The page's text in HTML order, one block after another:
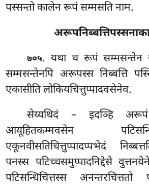
पस्सन्तो कालेन रूपं सम्मसति नाम.
७०५. यथा च रूपं
सम्मसन्तेनपि अरूपस्स निब्बत्ति
एकासीति लोकियचित्तुप्पादवसेनेव.
सेय्यथिदं – इदञ्हि
आयूहितकम्मवसेन
एकूनवीसतिचित्तुप्पादप्पभेदं
पनस्स पटिच्चसमुप्पादनिद्देसे
पटिसन्धिचित्तस्स अनन्तरचित्ततो